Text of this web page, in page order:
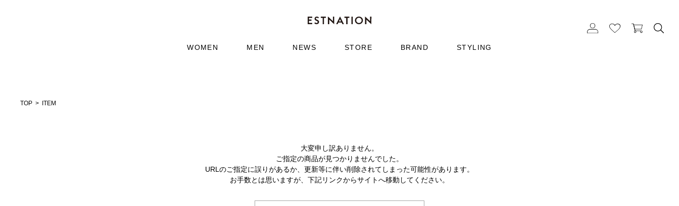
WOMEN MEN NEWS STORE BRAND STYLING
TOP ITEM
大変申し訳ありません。
ご指定の商品が見つかりませんでした。
URLのご指定に誤りがあるか、更新等に伴い削除されてしまった可能性があります。
お手数とは思いますが、下記リンクからサイトへ移動してください。